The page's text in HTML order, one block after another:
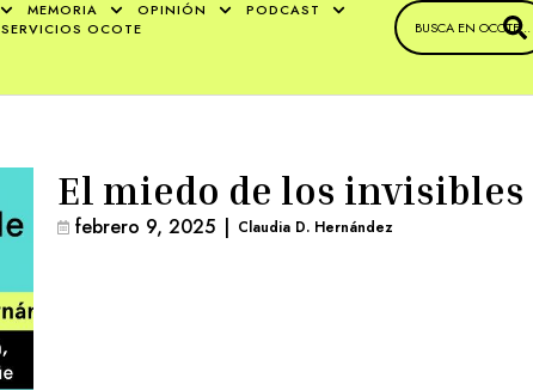
MEMORIA OPINIÓN
PODCAST
SERVICIOS OCOTE
El miedo de los invisibles
febrero 9, 2025 | Claudia D. Hernández